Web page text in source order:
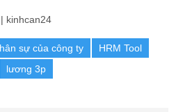
kinhcan24
sự của công ty
HRM Tool
lương 3p